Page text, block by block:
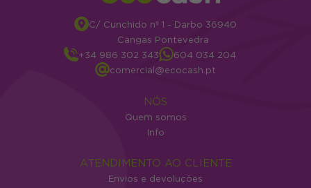
C/ Cunchido nº 1 - Darbo 36940
Cangas Pontevedra
+34 986 302 343
604 034 204
comercial@ecocash.pt
NÓS
Quem somos
Info
ATENDIMENTO AO CLIENTE
Envios e devoluções